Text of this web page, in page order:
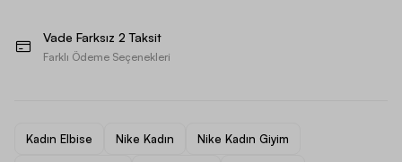
Vade Farksız 2 Taksit
Farklı Ödeme Seçenekleri
Kadın Elbise Nike Kadın Nike Kadın Giyim